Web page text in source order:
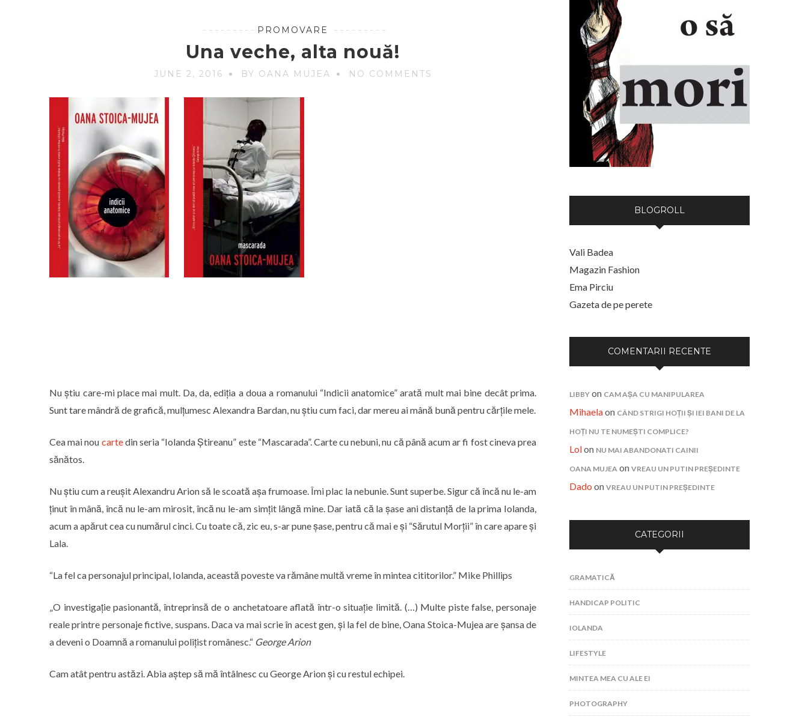
PROMOVARE
Una veche, alta nouă!
JUNE 2, 2016 BY OANA MUJEA NO COMMENTS
Nu știu care-mi place mai mult. Da, da, ediția a doua a romanului “Indicii anatomice” arată mult mai bine decât prima.
Sunt tare mândră de grafică, mulțumesc Alexandra Bardan, nu știu cum faci, dar mereu ai mână bună pentru cărțile mele.
Cea mai nou cartedin seria “Iolanda Știreanu” este “Mascarada”. Carte cu nebuni, nu că până acum ar fi fost cineva prea
sănătos.
Nu știu cum a reușit Alexandru Arion să le scoată așa frumoase. Îmi plac la nebunie. Sunt superbe. Sigur că încă nu le-am
ținut în mână, încă nu le-am mirosit, încă nu le-am simțit lângă mine. Dar iată că la șase ani distanță de la prima Iolanda,
acum a apărut cea cu numărul cinci. Cu toate că, zic eu, s-ar pune șase, pentru că mai e și “Sărutul Morții” în care apare și
Lala.
“La fel ca personajul principal, Iolanda, această poveste va rămâne multă vreme în mintea cititorilor.” Mike Phillips
„O investigație pasionantă, întreprinsă de o anchetatoare aflată într-o situație limită. (…) Multe piste false, personaje
reale printre personaje fictive, suspans. Daca va mai scrie în acest gen, și la fel de bine, Oana Stoica-Mujea are șansa de
a deveni o Doamnă a romanului polițist românesc.“ George Arion
Cam atât pentru astăzi. Abia aștep să mă întâlnesc cu George Arion și cu restul echipei.
BLOGROLL
Vali Badea
Magazin Fashion
Ema Pirciu
Gazeta de pe perete
COMENTARII RECENTE
LIBBY on CAM AȘA CU MANIPULAREA
Mihaelaon CÂND STRIGI HOȚII ȘI IEI BANI DE LA
HOȚI NU TE NUMEȘTI COMPLICE?
Lolon NU MAI ABANDONATI CAINII
OANA MUJEA on VREAU UN PUTIN PREȘEDINTE
Dado on VREAU UN PUTIN PREȘEDINTE
CATEGORII
GRAMATICĂ
HANDICAP POLITIC
IOLANDA
LIFESTYLE
MINTEA MEA CU ALE EI
PHOTOGRAPHY